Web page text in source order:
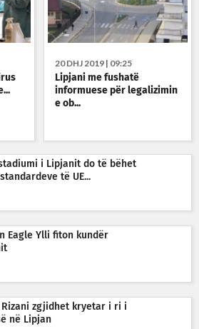
20 DHJ 2019 | 09:25
Lipjani me fushatë
informuese për legalizimin
e ob...
stadiumi i Lipjanit do të bëhet
të UE...
Eagle Ylli fiton kundër
Rizani zgjidhet kryetar i ri i
në Lipjan